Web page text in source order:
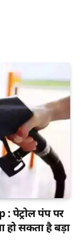
पेट्रोल पंप पर
हो सकता है बड़ा